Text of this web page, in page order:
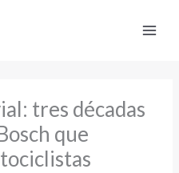
tres décadas
que